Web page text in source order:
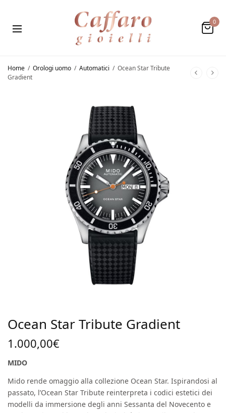
0
Home / Orologi uomo / Automatici / Ocean Star Tribute
Gradient
Ocean Star Tribute Gradient
1.000,00€
MIDO
Mido rende omaggio alla collezione Ocean Star. Ispirandosi al
passato, l’Ocean Star Tribute reinterpreta i codici estetici dei
modelli da immersione degli anni Sessanta del Novecento e